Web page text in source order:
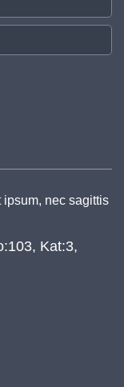
ipsum, nec sagittis
Kat:3,